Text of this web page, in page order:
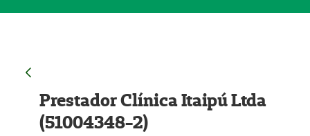
Prestador Clínica Itaipú Ltda
(51004348-2)